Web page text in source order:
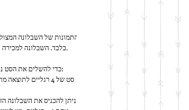
בלבד. השבלונה למכירה היא בגרפיקה בשחור לבן.
כדי להשלים את הסט ניתן להזמין מהחנות שלנו: